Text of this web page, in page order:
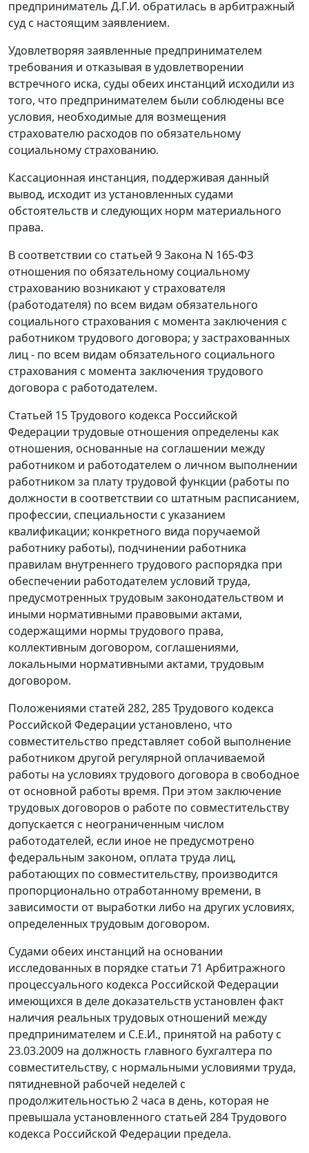
предприниматель Д.Г.И. обратилась в арбитражный
суд с настоящим заявлением.
Удовлетворяя заявленные предпринимателем
требования и отказывая в удовлетворении
встречного иска, суды обеих инстанций исходили из
того, что предпринимателем были соблюдены все
условия, необходимые для возмещения
страхователю расходов по обязательному
социальному страхованию.
Кассационная инстанция, поддерживая данный
вывод, исходит из установленных судами
обстоятельств и следующих норм материального
права.
В соответствии со статьей 9Закона N 165-ФЗ
отношения по обязательному социальному
страхованию возникают у страхователя
(работодателя) по всем видам обязательного
социального страхования с момента заключения с
работником трудового договора; у застрахованных
лиц - по всем видам обязательного социального
страхования с момента заключения трудового
договора с работодателем.
Статьей 15Трудового кодекса Российской
Федерации трудовые отношения определены как
отношения, основанные на соглашении между
работником и работодателем о личном выполнении
работником за плату трудовой функции (работы по
должности в соответствии со штатным расписанием,
профессии, специальности с указанием
квалификации; конкретного вида поручаемой
работнику работы), подчинении работника
правилам внутреннего трудового распорядка при
обеспечении работодателем условий труда,
предусмотренныхтрудовым законодательством и
иными нормативными правовыми актами,
содержащими нормы трудового права,
коллективным договором, соглашениями,
локальными нормативными актами, трудовым
договором.
Положениями статей 282, 285Трудового кодекса
Российской Федерации установлено, что
совместительство представляет собой выполнение
работником другой регулярной оплачиваемой
работы на условиях трудового договора в свободное
от основной работы время. При этом заключение
трудовых договоров о работе по совместительству
допускается с неограниченным числом
работодателей, если иное не предусмотрено
федеральным законом, оплата труда лиц,
работающих по совместительству, производится
пропорционально отработанному времени, в
зависимости от выработки либо на других условиях,
определенных трудовым договором.
Судами обеих инстанций на основании
исследованных в порядке статьи 71 Арбитражного
процессуального кодекса Российской Федерации
имеющихся в деле доказательств установлен факт
наличия реальных трудовых отношений между
предпринимателем и С.Е.И., принятой на работу с
23.03.2009 на должность главного бухгалтера по
совместительству, с нормальными условиями труда,
пятидневной рабочей неделей с
продолжительностью 2 часа в день, которая не
превышала установленного статьей 284Трудового
кодекса Российской Федерации предела.